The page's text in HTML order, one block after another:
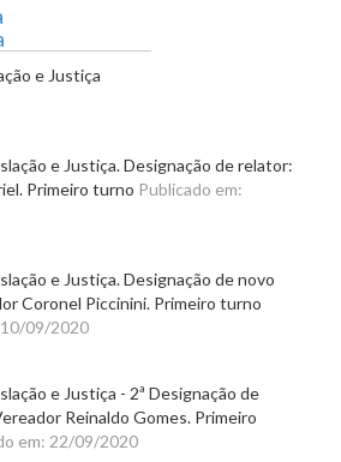
e Justiça
e Justiça. Designação de relator:
Primeiro turno Publicado em:
e Justiça. Designação de novo
Coronel Piccinini. Primeiro turno
09/2020
e Justiça - 2ª Designação de
Reinaldo Gomes. Primeiro
em: 22/09/2020